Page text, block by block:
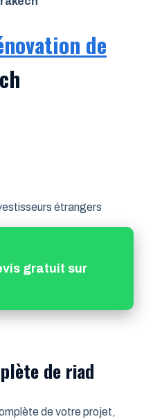
de
étrangers
gratuit sur
de riad
de votre projet,